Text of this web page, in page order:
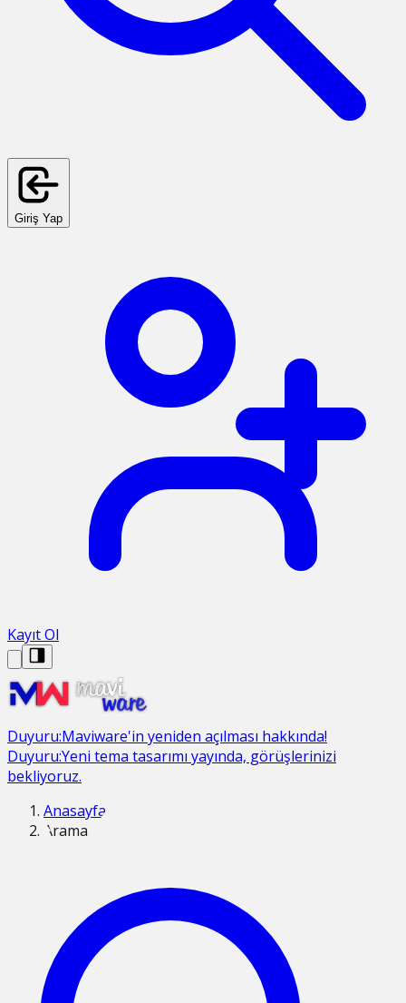
Giriş Yap
Kayıt Ol
Duyuru:Maviware'in yeniden açılması hakkında!
Duyuru:Yeni tema tasarımı yayında, görüşlerinizi
bekliyoruz.
Anasayfa
Arama